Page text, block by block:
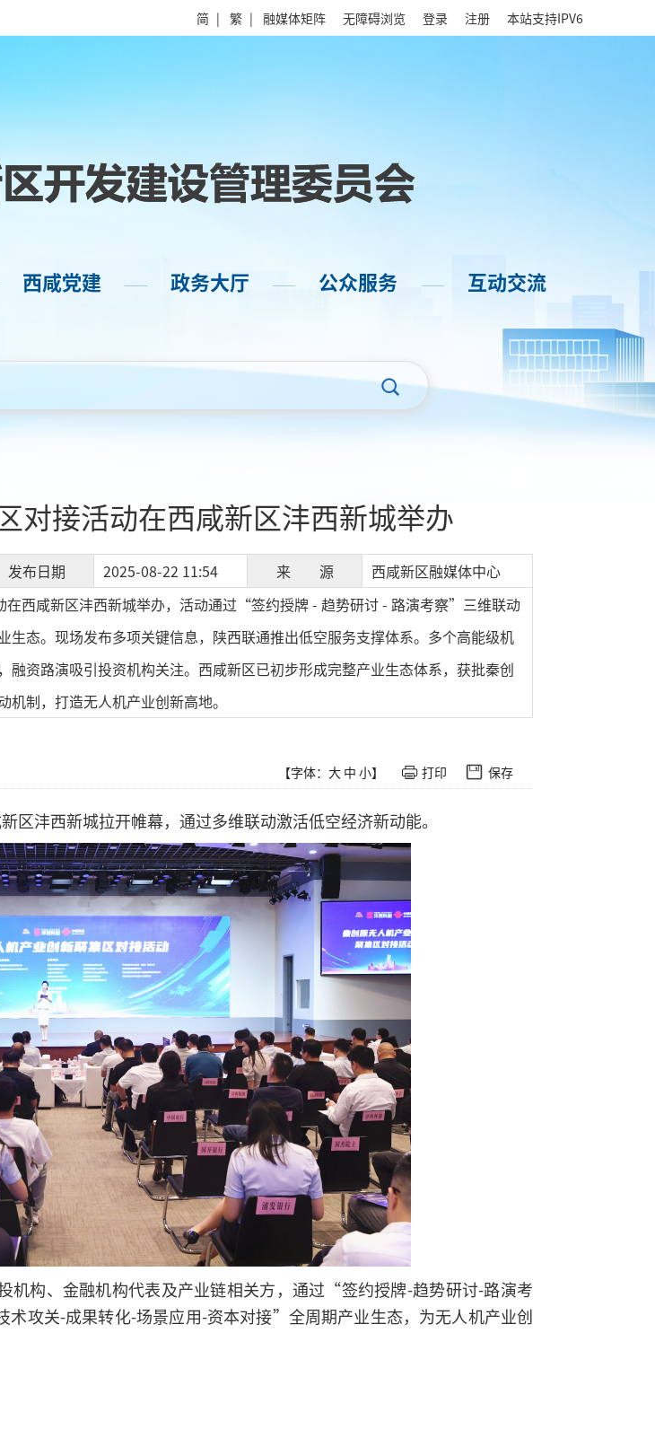
简 | 繁 | 融媒体矩阵 无障碍浏览 登录 注册 本站支持IPV6
西咸党建 —— 政务大厅 —— 公众服务 —— 互动交流
对接活动在西咸新区沣西新城举办
发布日期 2025-08-22 11:54 来 源 西咸新区融媒体中心
在西咸新区沣西新城举办，活动通过“签约授牌 - 趋势研讨 - 路演考察”三维联动
生态。现场发布多项关键信息，陕西联通推出低空服务支撑体系。多个高能级机
融资路演吸引投资机构关注。西咸新区已初步形成完整产业生态体系，获批秦创
制，打造无人机产业创新高地。
【字体： 大 中 小】 打印 保存
沣西新城拉开帷幕，通过多维联动激活低空经济新动能。
机构、金融机构代表及产业链相关方，通过“签约授牌-趋势研讨-路演考
攻关-成果转化-场景应用-资本对接”全周期产业生态，为无人机产业创